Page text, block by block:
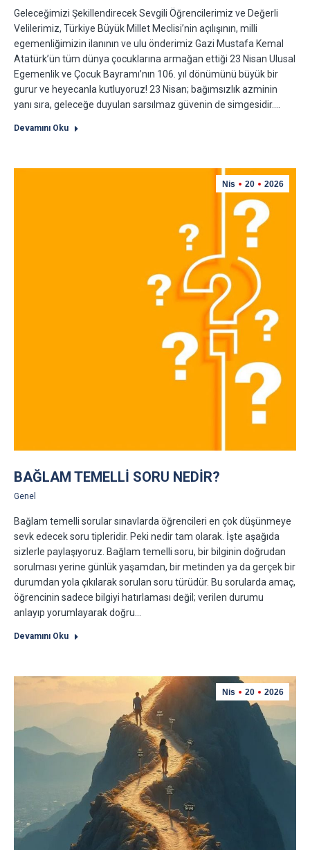
Geleceğimizi Şekillendirecek Sevgili Öğrencilerimiz ve Değerli
Velilerimiz, Türkiye Büyük Millet Meclisi’nin açılışının, milli
egemenliğimizin ilanının ve ulu önderimiz Gazi Mustafa Kemal
Atatürk’ün tüm dünya çocuklarına armağan ettiği 23 Nisan Ulusal
Egemenlik ve Çocuk Bayramı’nın 106. yıl dönümünü büyük bir
gurur ve heyecanla kutluyoruz! 23 Nisan; bağımsızlık azminin
yanı sıra, geleceğe duyulan sarsılmaz güvenin de simgesidir.…
Devamını Oku
Nis 20 2026
BAĞLAM TEMELLI SORU NEDIR?
Genel
Bağlam temelli sorular sınavlarda öğrencileri en çok düşünmeye
sevk edecek soru tipleridir. Peki nedir tam olarak. İşte aşağıda
sizlerle paylaşıyoruz. Bağlam temelli soru, bir bilginin doğrudan
sorulması yerine günlük yaşamdan, bir metinden ya da gerçek bir
durumdan yola çıkılarak sorulan soru türüdür. Bu sorularda amaç,
öğrencinin sadece bilgiyi hatırlaması değil; verilen durumu
anlayıp yorumlayarak doğru…
Devamını Oku
Nis 20 2026